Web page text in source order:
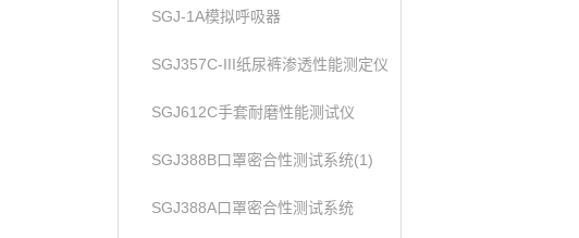
SGJ-1A模拟呼吸器
SGJ357C-III纸尿裤渗透性能测定仪
SGJ612C手套耐磨性能测试仪
SGJ388B口罩密合性测试系统(1)
SGJ388A口罩密合性测试系统